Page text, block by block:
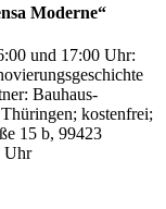
Moderne“
und 17:00 Uhr:
Bauhaus-
kostenfrei;
15 b, 99423
Uhr